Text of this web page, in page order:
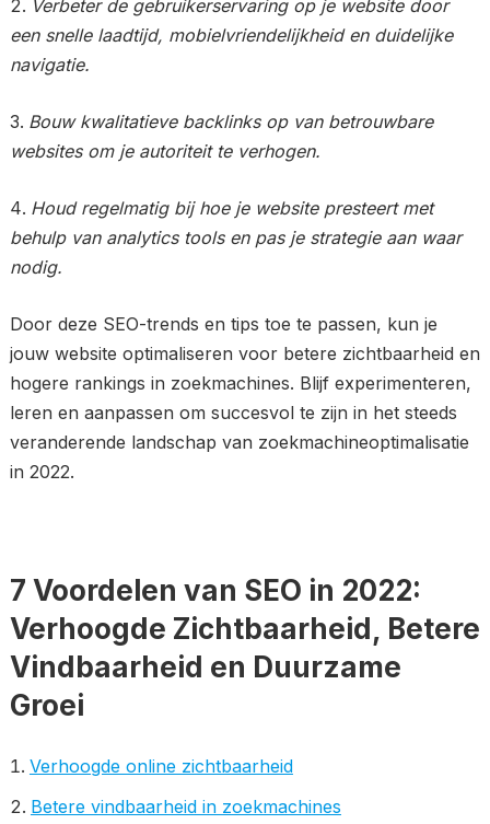
Verbeter de gebruikerservaring op je website door
een snelle laadtijd, mobielvriendelijkheid en duidelijke
navigatie.
Bouw kwalitatieve backlinks op van betrouwbare
websites om je autoriteit te verhogen.
Houd regelmatig bij hoe je website presteert met
behulp van analytics tools en pas je strategie aan waar
nodig.
Door deze SEO-trends en tips toe te passen, kun je
jouw website optimaliseren voor betere zichtbaarheid en
hogere rankings in zoekmachines. Blijf experimenteren,
leren en aanpassen om succesvol te zijn in het steeds
veranderende landschap van zoekmachineoptimalisatie
in 2022.
7 Voordelen van SEO in 2022:
Verhoogde Zichtbaarheid, Betere
Vindbaarheid en Duurzame
Groei
Verhoogde online zichtbaarheid
Betere vindbaarheid in zoekmachines